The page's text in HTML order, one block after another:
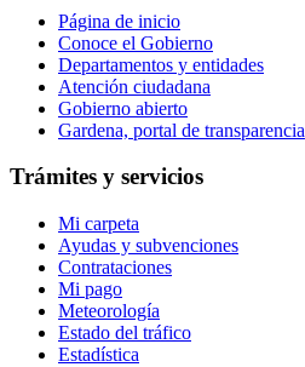
Página de inicio
Conoce el Gobierno
Departamentos y entidades
Atención ciudadana
Gobierno abierto
Gardena, portal de transparencia
Trámites y servicios
Mi carpeta
Ayudas y subvenciones
Contrataciones
Mi pago
Meteorología
Estado del tráfico
Estadística